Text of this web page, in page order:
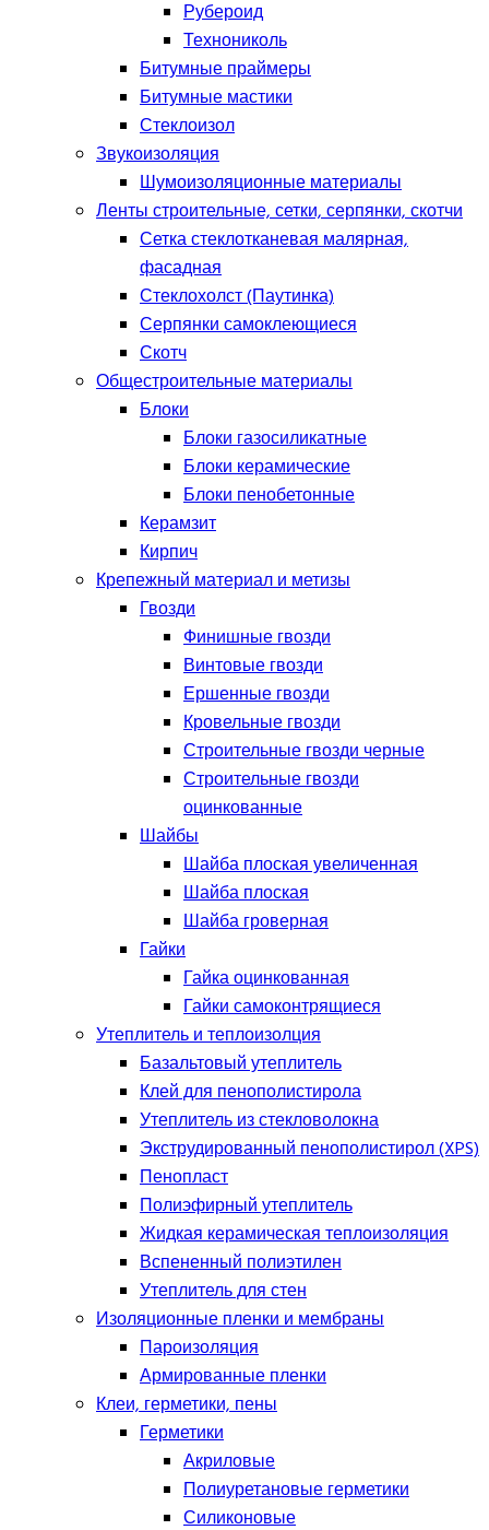
Рубероид
Технониколь
Битумные праймеры
Битумные мастики
Стеклоизол
Звукоизоляция
Шумоизоляционные материалы
Ленты строительные, сетки, серпянки, скотчи
Сетка стеклотканевая малярная,
фасадная
Стеклохолст (Паутинка)
Серпянки самоклеющиеся
Скотч
Общестроительные материалы
Блоки
Блоки газосиликатные
Блоки керамические
Блоки пенобетонные
Керамзит
Кирпич
Крепежный материал и метизы
Гвозди
Финишные гвозди
Винтовые гвозди
Ершенные гвозди
Кровельные гвозди
Строительные гвозди черные
Строительные гвозди
оцинкованные
Шайбы
Шайба плоская увеличенная
Шайба плоская
Шайба гроверная
Гайки
Гайка оцинкованная
Гайки самоконтрящиеся
Утеплитель и теплоизолция
Базальтовый утеплитель
Клей для пенополистирола
Утеплитель из стекловолокна
Экструдированный пенополистирол (XPS)
Пенопласт
Полиэфирный утеплитель
Жидкая керамическая теплоизоляция
Вспененный полиэтилен
Утеплитель для стен
Изоляционные пленки и мембраны
Пароизоляция
Армированные пленки
Клеи, герметики, пены
Герметики
Акриловые
Полиуретановые герметики
Силиконовые